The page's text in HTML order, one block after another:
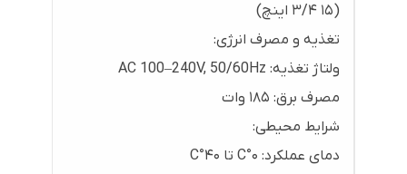
(۱۵ ۳/۴ اینچ)
تغذیه و مصرف انرژی:
ولتاژ تغذیه: AC 100–240V, 50/60Hz
مصرف برق: ۱۸۵ وات
شرایط محیطی:
دمای عملکرد: ۰°C تا ۴۰°C